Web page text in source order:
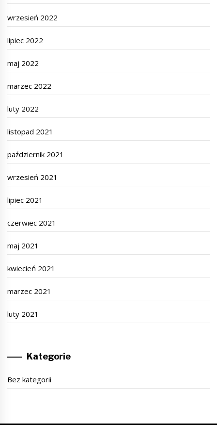
wrzesień 2022
lipiec 2022
maj 2022
marzec 2022
luty 2022
listopad 2021
październik 2021
wrzesień 2021
lipiec 2021
czerwiec 2021
maj 2021
kwiecień 2021
marzec 2021
luty 2021
Kategorie
Bez kategorii